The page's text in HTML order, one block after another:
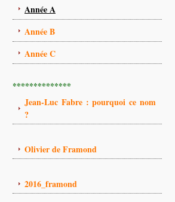
Année A
Année B
Année C
**************
Jean-Luc Fabre : pourquoi ce nom
?
Olivier de Framond
2016_framond